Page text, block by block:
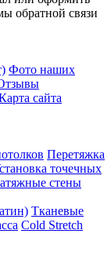
обратной связи
Фото наших
сайта
Перетяжка
точечных
стены
Тканевые
Cold Stretch